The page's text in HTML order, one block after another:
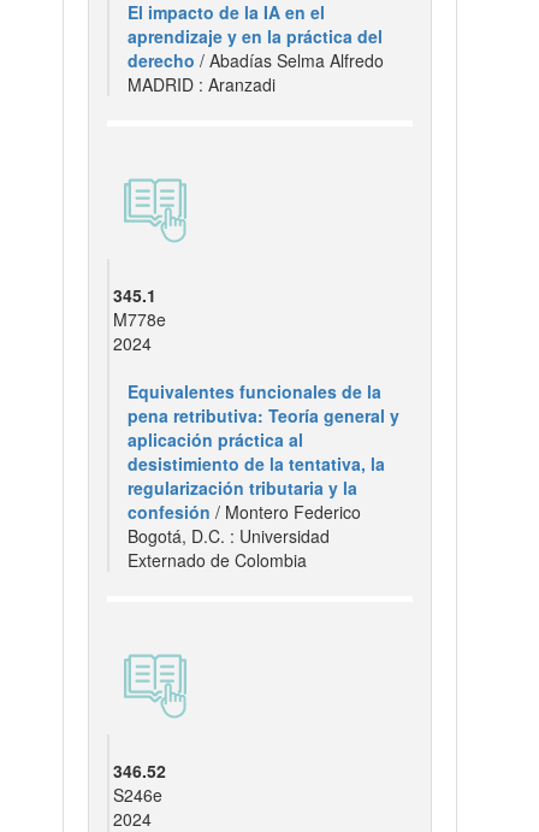
El impacto de la IA en el
aprendizaje y en la práctica del
derecho / Abadías Selma Alfredo
MADRID : Aranzadi
345.1
M778e
2024
Equivalentes funcionales de la
pena retributiva: Teoría general y
aplicación práctica al
desistimiento de la tentativa, la
regularización tributaria y la
confesión / Montero Federico
Bogotá, D.C. : Universidad
Externado de Colombia
346.52
S246e
2024